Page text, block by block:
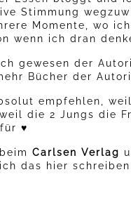
Stimmung
Momente, wo
wenn ich dran
gewesen der
Bücher der
empfehlen,
die 2 Jungs die
♥
Carlsen Verlag
das hier